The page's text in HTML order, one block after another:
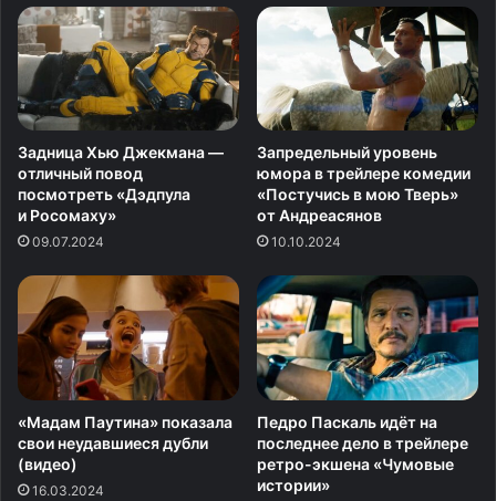
Задница Хью Джекмана —
отличный повод
посмотреть «Дэдпула
и Росомаху»
09.07.2024
Запредельный уровень
юмора в трейлере комедии
«Постучись в мою Тверь»
от Андреасянов
10.10.2024
«Мадам Паутина» показала
свои неудавшиеся дубли
(видео)
16.03.2024
Педро Паскаль идёт на
последнее дело в трейлере
ретро-экшена «Чумовые
истории»